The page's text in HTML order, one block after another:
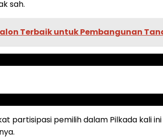
sah.
Terbaik untuk Pembangunan
partisipasi pemilih dalam Pilkada kali